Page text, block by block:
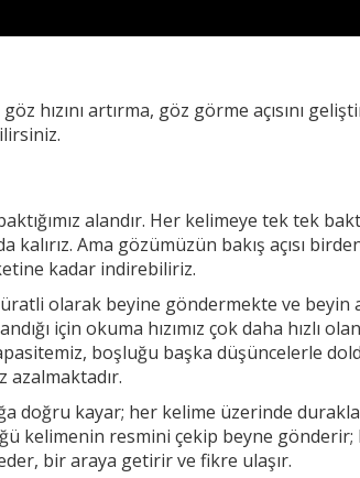
hızını artırma, göz görme açısını
alandır. Her kelimeye tek tek
Ama gözümüzün bakış açısı
kadar indirebiliriz.
olarak beyine göndermekte ve beyin
için okuma hızımız çok daha hızlı
boşluğu başka düşüncelerle
azalmaktadır.
doğru kayar; her kelime üzerinde
kelimenin resmini çekip beyne gönderir;
bir araya getirir ve fikre ulaşır.